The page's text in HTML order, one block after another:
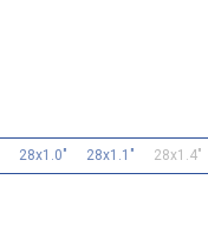
28x1.0" 28x1.1" 28x1.4"